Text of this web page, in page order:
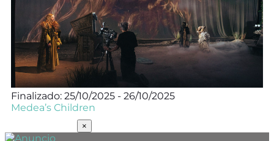
Finalizado: 25/10/2025 - 26/10/2025
Medea’s Children
×